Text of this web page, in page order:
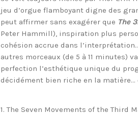
jeu d’orgue flamboyant digne des
peut affirmer sans exagérer que The
Peter Hammill), inspiration plus
cohésion accrue dans
autres morceaux (de 5 à 11 minutes)
perfection l’esthétique unique du
décidément bien riche en la matière…
1. The Seven Movements of the Third